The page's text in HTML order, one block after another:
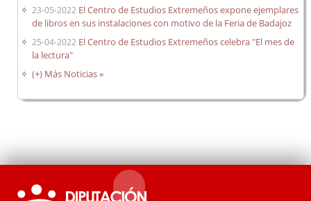
23-05-2022 El Centro de Estudios Extremeños expone ejemplares
de libros en sus instalaciones con motivo de la Feria de Badajoz
25-04-2022 El Centro de Estudios Extremeños celebra "El mes de
la lectura"
(+) Más Noticias »